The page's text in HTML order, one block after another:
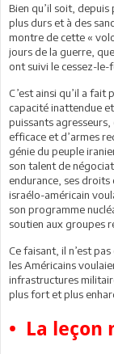
Bien qu’il soit, depuis
plus durs et à des
montre de cette «
jours de la guerre,
ont suivi le cessez-le-
C’est ainsi qu’il a
capacité inattendue
puissants
efficace et d’armes
génie du peuple
son talent de
endurance, ses droits
israélo-américain
son programme
soutien aux groupes
Ce faisant, il n’est
les Américains
infrastructures
plus fort et plus
• La leçon